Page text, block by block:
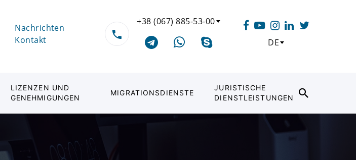
Nachrichten
Kontakt
+38 (067) 885-53-00
DE
LIZENZEN UND
GENEHMIGUNGEN
MIGRATIONSDIENSTE
JURISTISCHE
DIENSTLEISTUNGEN